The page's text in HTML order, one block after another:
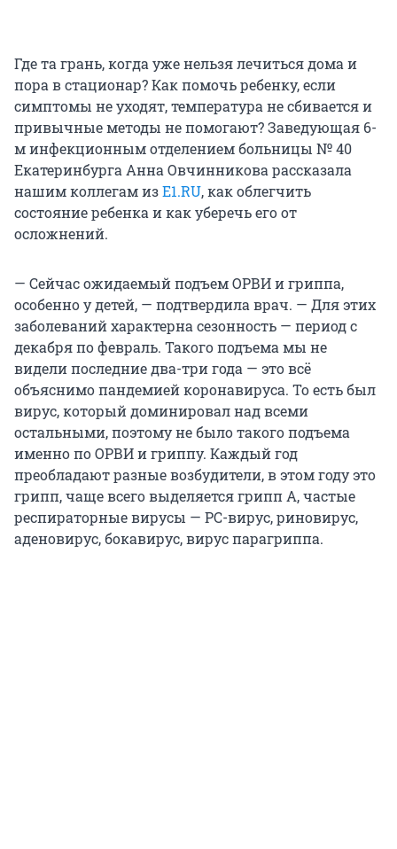
Где та грань, когда уже нельзя лечиться дома и
пора в стационар? Как помочь ребенку, если
симптомы не уходят, температура не сбивается и
привычные методы не помогают? Заведующая 6-
м инфекционным отделением больницы № 40
Екатеринбурга Анна Овчинникова рассказала
нашим коллегам изЕ1.RU, как облегчить
состояние ребенка и как уберечь его от
осложнений.
— Сейчас ожидаемый подъем ОРВИ и гриппа,
особенно у детей, — подтвердила врач. — Для этих
заболеваний характерна сезонность — период с
декабря по февраль. Такого подъема мы не
видели последние два-три года — это всё
объяснимо пандемией коронавируса. То есть был
вирус, который доминировал над всеми
остальными, поэтому не было такого подъема
именно по ОРВИ и гриппу. Каждый год
преобладают разные возбудители, в этом году это
грипп, чаще всего выделяется грипп A, частые
респираторные вирусы — РС-вирус, риновирус,
аденовирус, бокавирус, вирус парагриппа.